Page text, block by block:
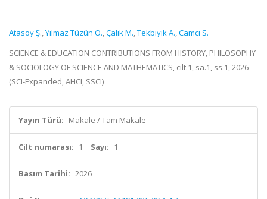
Atasoy Ş.,Yılmaz Tüzün Ö.,Çalık M.,Tekbıyık A.,Camcı S.
SCIENCE & EDUCATION CONTRIBUTIONS FROM HISTORY, PHILOSOPHY
& SOCIOLOGY OF SCIENCE AND MATHEMATICS, cilt.1, sa.1, ss.1, 2026
(SCI-Expanded, AHCI, SSCI)
Yayın Türü: Makale / Tam Makale
Cilt numarası: 1 Sayı: 1
Basım Tarihi: 2026